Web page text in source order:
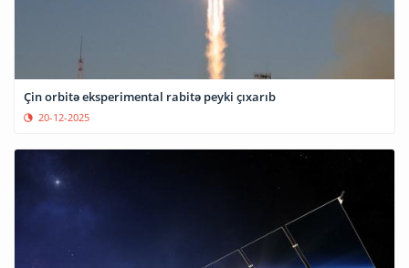
Çin orbitə eksperimental rabitə peyki çıxarıb
20-12-2025